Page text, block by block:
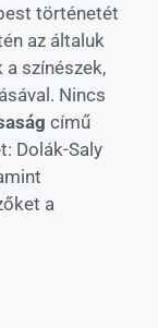
történetét
az általuk
színészek,
Nincs
című
Dolák-Saly
a